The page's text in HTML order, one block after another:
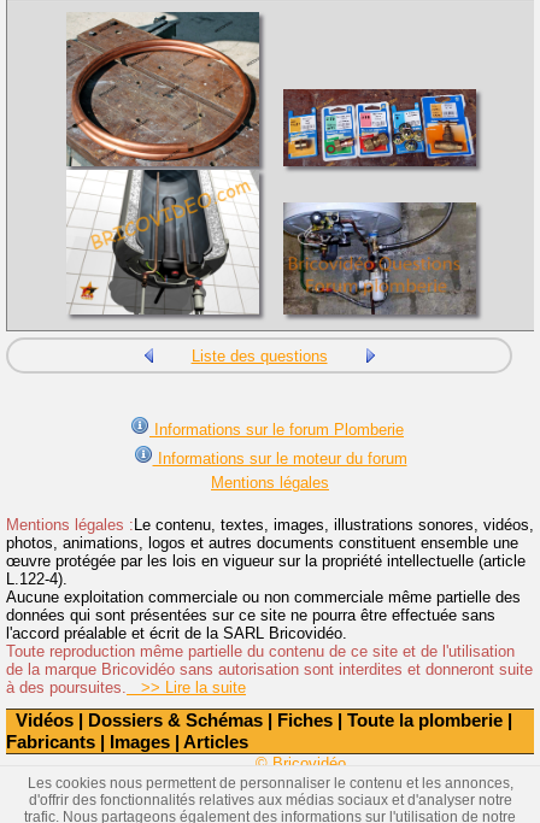
Vidéos | Dossiers & Schémas | Fiches | Toute la plomberie |
Fabricants | Images | Articles
Liste des questions
Informations sur le forum Plomberie
Informations sur le moteur du forum
Mentions légales
Mentions légales : Le contenu, textes, images, illustrations sonores, vidéos,
photos, animations, logos et autres documents constituent ensemble une
œuvre protégée par les lois en vigueur sur la propriété intellectuelle (article
L.122-4).
Aucune exploitation commerciale ou non commerciale même partielle des
données qui sont présentées sur ce site ne pourra être effectuée sans
l'accord préalable et écrit de la SARL Bricovidéo.
Toute reproduction même partielle du contenu de ce site et de l'utilisation
de la marque Bricovidéo sans autorisation sont interdites et donneront suite
à des poursuites. >> Lire la suite
© Bricovidéo
Les cookies nous permettent de personnaliser le contenu et les annonces,
d'offrir des fonctionnalités relatives aux médias sociaux et d'analyser notre
trafic. Nous partageons également des informations sur l'utilisation de notre